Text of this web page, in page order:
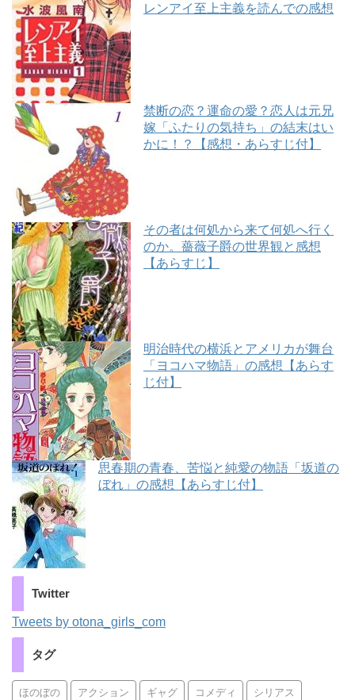
レンアイ至上主義を読んでの感想
禁断の恋？運命の愛？恋人は元兄
嫁「ふたりの気持ち」の結末はい
かに！？【感想・あらすじ付】
その者は何処から来て何処へ行く
のか。薔薇子爵の世界観と感想
【あらすじ】
明治時代の横浜とアメリカが舞台
「ヨコハマ物語」の感想【あらす
じ付】
思春期の青春、苦悩と純愛の物語「坂道の
ぼれ」の感想【あらすじ付】
Twitter
Tweets by otona_girls_com
タグ
ほのぼの アクション ギャグ コメディ シリアス